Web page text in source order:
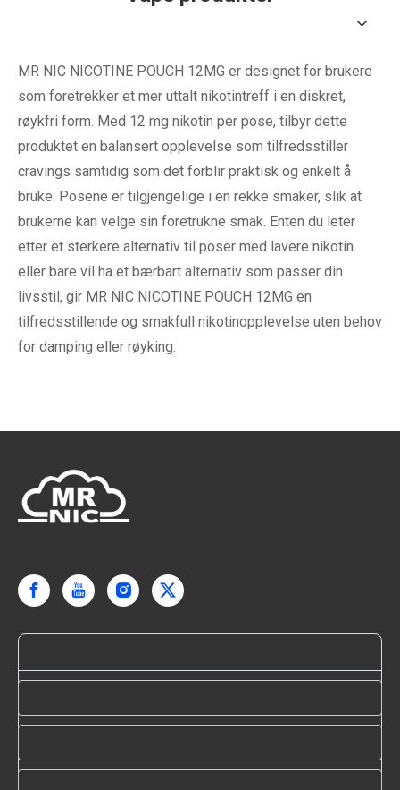
MR NIC NICOTINE POUCH 12MG er designet for brukere
som foretrekker et mer uttalt nikotintreff i en diskret,
røykfri form. Med 12 mg nikotin per pose, tilbyr dette
produktet en balansert opplevelse som tilfredsstiller
cravings samtidig som det forblir praktisk og enkelt å
bruke. Posene er tilgjengelige i en rekke smaker, slik at
brukerne kan velge sin foretrukne smak. Enten du leter
etter et sterkere alternativ til poser med lavere nikotin
eller bare vil ha et bærbart alternativ som passer din
livsstil, gir MR NIC NICOTINE POUCH 12MG en
tilfredsstillende og smakfull nikotinopplevelse uten behov
for damping eller røyking.